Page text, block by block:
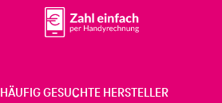
HÄUFIG GESUCHTE HERSTELLER